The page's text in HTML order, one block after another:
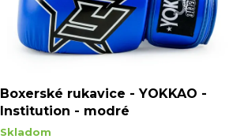
Boxerské rukavice - YOKKAO -
Institution - modré
Skladom